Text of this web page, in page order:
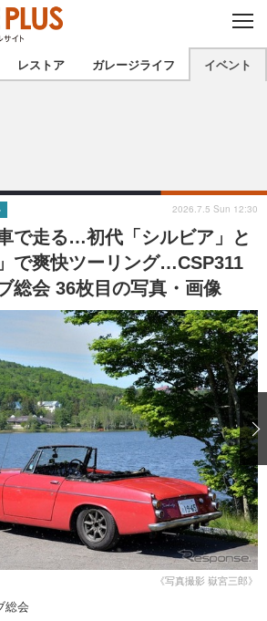
C
O
S
E
★ 厳選プロショップを地域から探す
北陸
関西
四国
沖縄
愛車 File
ストップ！不具合修理＆粗悪修理
洗車
コーティング
グ
防錆
悪修理
カーメーカー「旧車」関連プロジェ
クト
プロショップ検索
プロジ
レストア ガレージライフ イベント
で走る…初代「シルビア」と
で爽快ツーリング…CSP311
総会 36枚目の写真・画像
2026.7.5 Sun 12:30
《写真撮影 嶽宮三郎》
総会